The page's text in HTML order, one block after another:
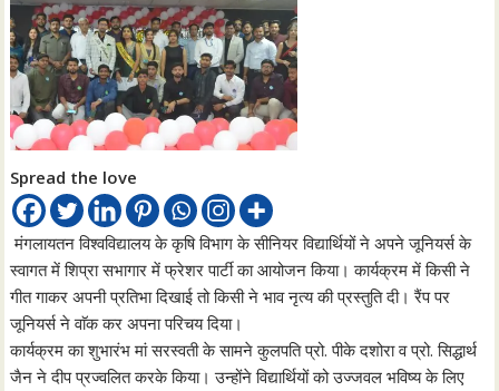
Spread the love
मंगलायतन विश्वविद्यालय के कृषि विभाग के सीनियर विद्यार्थियों ने अपने जूनियर्स के
स्वागत में शिप्रा सभागार में फ्रेशर पार्टी का आयोजन किया। कार्यक्रम में किसी ने
गीत गाकर अपनी प्रतिभा दिखाई तो किसी ने भाव नृत्य की प्रस्तुति दी। रैंप पर
जूनियर्स ने वाॅक कर अपना परिचय दिया।
कार्यक्रम का शुभारंभ मां सरस्वती के सामने कुलपति प्रो. पीके दशोरा व प्रो. सिद्धार्थ
जैन ने दीप प्रज्वलित करके किया। उन्होंने विद्यार्थियों को उज्जवल भविष्य के लिए